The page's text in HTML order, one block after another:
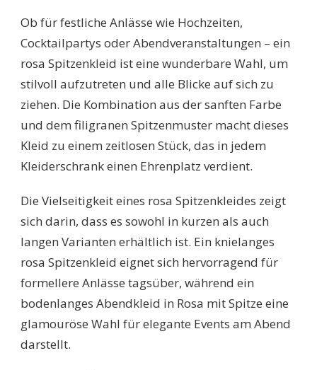
Ob für festliche Anlässe wie Hochzeiten,
Cocktailpartys oder Abendveranstaltungen – ein
rosa Spitzenkleid ist eine wunderbare Wahl, um
stilvoll aufzutreten und alle Blicke auf sich zu
ziehen. Die Kombination aus der sanften Farbe
und dem filigranen Spitzenmuster macht dieses
Kleid zu einem zeitlosen Stück, das in jedem
Kleiderschrank einen Ehrenplatz verdient.
Die Vielseitigkeit eines rosa Spitzenkleides zeigt
sich darin, dass es sowohl in kurzen als auch
langen Varianten erhältlich ist. Ein knielanges
rosa Spitzenkleid eignet sich hervorragend für
formellere Anlässe tagsüber, während ein
bodenlanges Abendkleid in Rosa mit Spitze eine
glamouröse Wahl für elegante Events am Abend
darstellt.